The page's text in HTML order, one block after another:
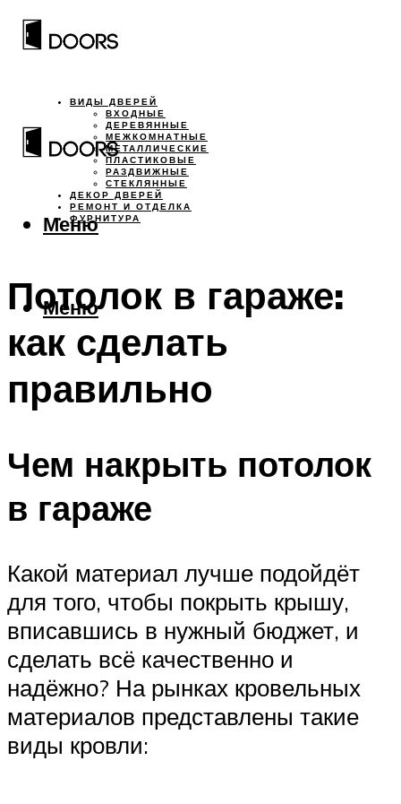
ВИДЫ ДВЕРЕЙ
ВХОДНЫЕ
ДЕРЕВЯННЫЕ
МЕЖКОМНАТНЫЕ
МЕТАЛЛИЧЕСКИЕ
ПЛАСТИКОВЫЕ
РАЗДВИЖНЫЕ
СТЕКЛЯННЫЕ
ДЕКОР ДВЕРЕЙ
РЕМОНТ И ОТДЕЛКА
ФУРНИТУРА
Меню
Меню
Потолок в гараже:
как сделать
правильно
Чем накрыть потолок
в гараже
Какой материал лучше подойдёт
для того, чтобы покрыть крышу,
вписавшись в нужный бюджет, и
сделать всё качественно и
надёжно? На рынках кровельных
материалов представлены такие
виды кровли: